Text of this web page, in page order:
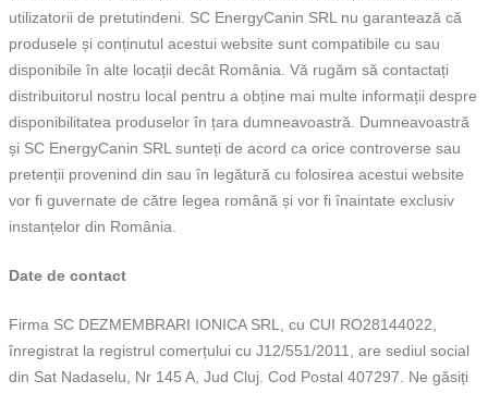
utilizatorii de pretutindeni. SC EnergyCanin SRL nu garantează că
produsele și conținutul acestui website sunt compatibile cu sau
disponibile în alte locații decât România. Vă rugăm să contactați
distribuitorul nostru local pentru a obține mai multe informații despre
disponibilitatea produselor în țara dumneavoastră. Dumneavoastră
și SC EnergyCanin SRL sunteți de acord ca orice controverse sau
pretenții provenind din sau în legătură cu folosirea acestui website
vor fi guvernate de către legea română și vor fi înaintate exclusiv
instanțelor din România.
Date de contact
Firma SC DEZMEMBRARI IONICA SRL, cu CUI RO28144022,
înregistrat la registrul comerțului cu J12/551/2011, are sediul social
din Sat Nadaselu, Nr 145 A, Jud Cluj. Cod Postal 407297. Ne găsiți